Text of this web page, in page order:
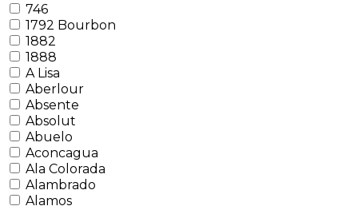
746
1792 Bourbon
1882
1888
A Lisa
Aberlour
Absente
Absolut
Abuelo
Aconcagua
Ala Colorada
Alambrado
Alamos